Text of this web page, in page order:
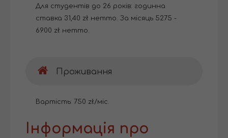
Для студентів до 26 років: годинна
ставка 31,40 zł нетто. За місяць 5275 -
6900 zł нетто.
Проживання
Вартість: 750 zł/міс.
Інформація про